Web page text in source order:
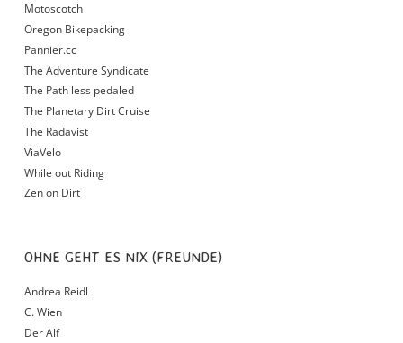
Motoscotch
Oregon Bikepacking
Pannier.cc
The Adventure Syndicate
The Path less pedaled
The Planetary Dirt Cruise
The Radavist
ViaVelo
While out Riding
Zen on Dirt
OHNE GEHT ES NIX (FREUNDE)
Andrea Reidl
C. Wien
Der Alf